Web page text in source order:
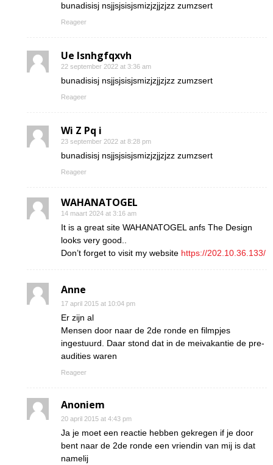
bunadisisj nsjjsjsisjsmizjzjjzjzz zumzsert
Reageer
Ue lsnhgfqxvh
22 september 2022 at 3:36 am
bunadisisj nsjjsjsisjsmizjzjjzjzz zumzsert
Reageer
Wi Z Pq i
23 september 2022 at 8:28 pm
bunadisisj nsjjsjsisjsmizjzjjzjzz zumzsert
Reageer
WAHANATOGEL
14 maart 2024 at 3:16 am
It is a great site WAHANATOGEL anfs The Design
looks very good..
Don’t forget to visit my website https://202.10.36.133/
Anne
17 april 2015 at 10:04 pm
Er zijn al
Mensen door naar de 2de ronde en filmpjes
ingestuurd. Daar stond dat in de meivakantie de pre-
audities waren
Reageer
Anoniem
20 april 2015 at 4:43 pm
Ja je moet een reactie hebben gekregen if je door
bent naar de 2de ronde een vriendin van mij is dat
namelij